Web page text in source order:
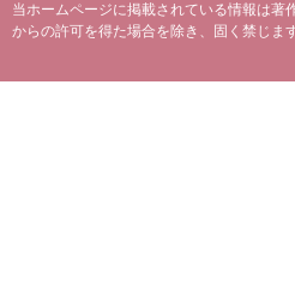
当ホームページに掲載されている情報は
からの許可を得た場合を除き、固く禁じま